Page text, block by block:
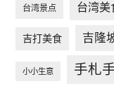
台湾景点 台湾美
吉打美食 吉隆
小小生意 手札